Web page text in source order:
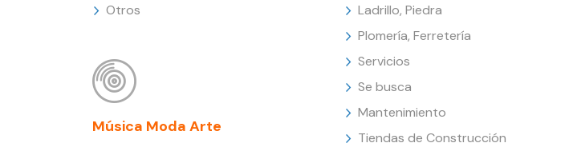
Otros
Música Moda Arte
Ladrillo, Piedra
Plomería, Ferretería
Servicios
Se busca
Mantenimiento
Tiendas de Construcción